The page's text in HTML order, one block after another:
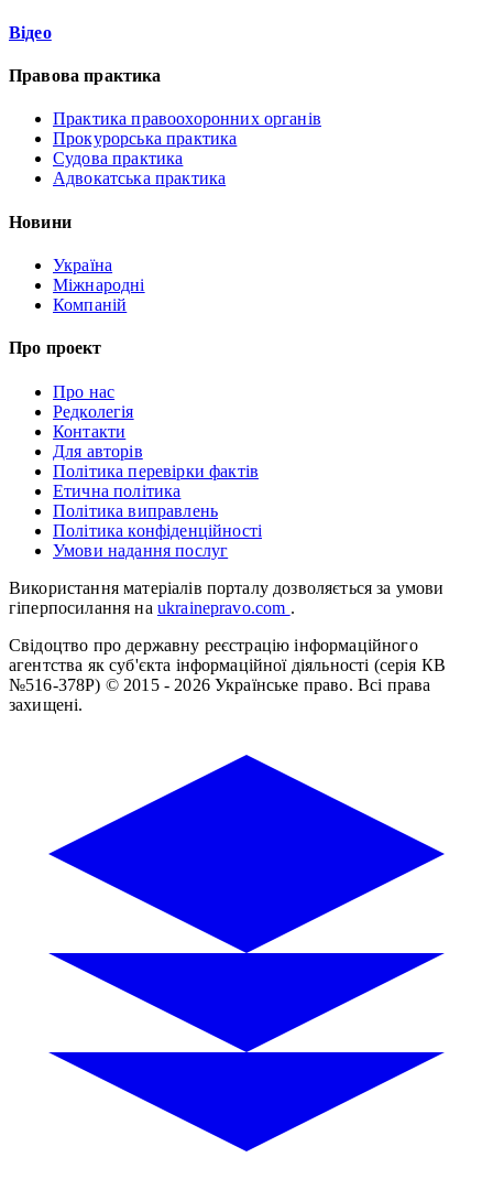
Відео
Правова практика
Практика правоохоронних органів
Прокурорська практика
Судова практика
Адвокатська практика
Новини
Україна
Міжнародні
Компаній
Про проект
Про нас
Редколегія
Контакти
Для авторів
Політика перевірки фактів
Етична політика
Політика виправлень
Політика конфіденційності
Умови надання послуг
Використання матеріалів порталу дозволяється за умови
гіперпосилання на ukrainepravo.com .
Свідоцтво про державну реєстрацію інформаційного
агентства як суб'єкта інформаційної діяльності (серія КВ
№516-378Р) © 2015 - 2026 Українське право. Всі права
захищені.